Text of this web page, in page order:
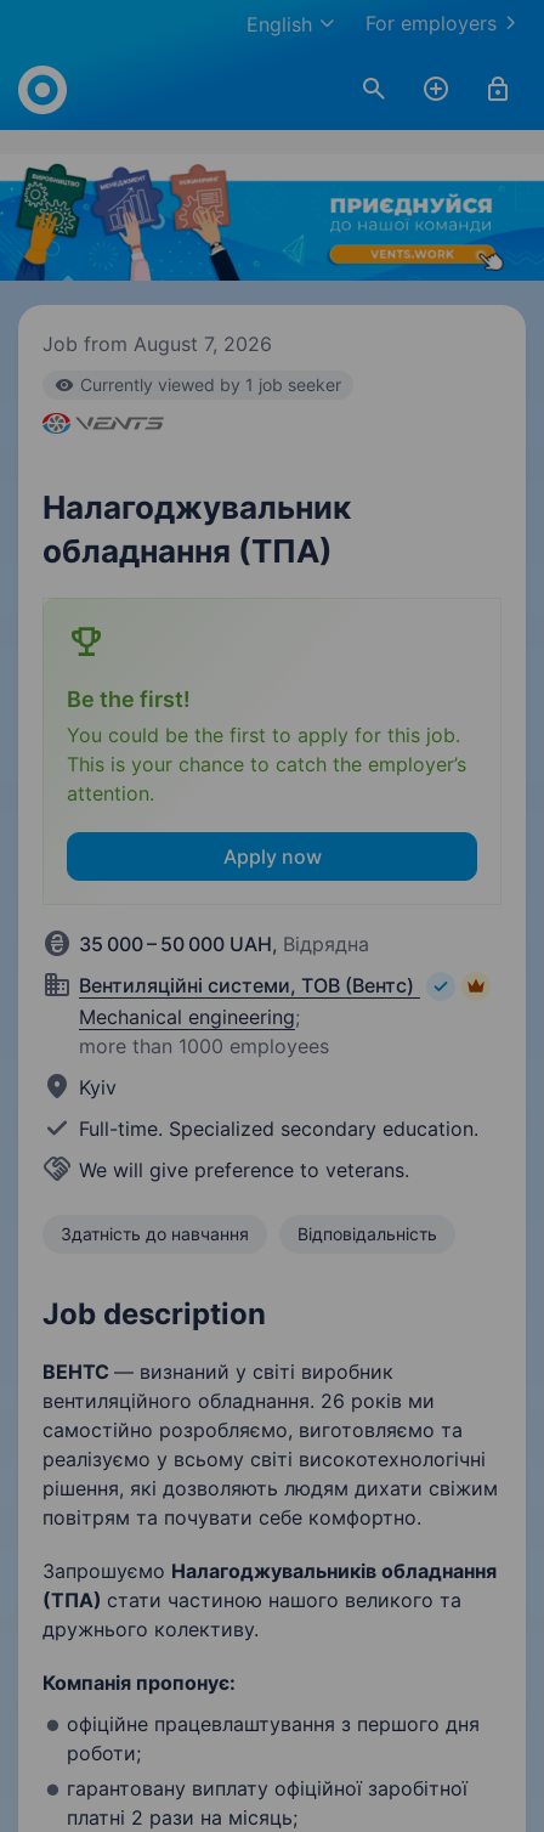
For employers
English
Work.ua
Job from August 7, 2026
Currently viewed by 1 job seeker
Налагоджувальник
обладнання (ТПА)
Be the first!
You could be the first to apply for this job.
This is your chance to catch the employer’s
attention.
Apply now
35 000 – 50 000 UAH, Відрядна
Вентиляційні системи, ТОВ (Вентс)
Mechanical engineering;
more than 1000 employees
Kyiv
Full-time. Specialized secondary education.
We will give preference to veterans.
Здатність до навчання Відповідальність
Job description
ВЕНТС — визнаний у світі виробник
вентиляційного обладнання. 26 років ми
самостійно розробляємо, виготовляємо та
реалізуємо у всьому світі високотехнологічні
рішення, які дозволяють людям дихати свіжим
повітрям та почувати себе комфортно.
Запрошуємо Налагоджувальників обладнання
(ТПА) стати частиною нашого великого та
дружнього колективу.
Компанія пропонує:
офіційне працевлаштування з першого дня
роботи;
гарантовану виплату офіційної заробітної
платні 2 рази на місяць;